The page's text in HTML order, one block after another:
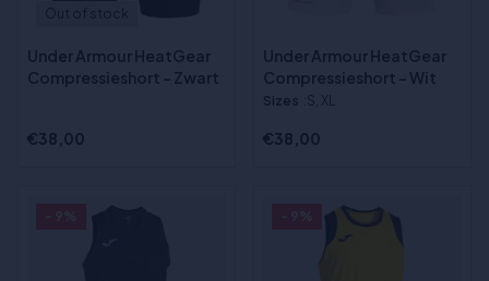
Under Armour HeatGear
Compressieshort - Zwart
€38,00
Under Armour HeatGear
Compressieshort - Wit
Sizes :S, XL
€38,00